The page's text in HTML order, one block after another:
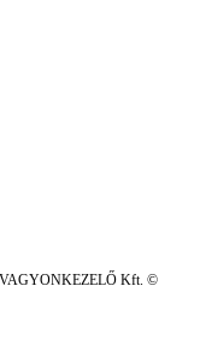
VAGYONKEZELŐ Kft. ©